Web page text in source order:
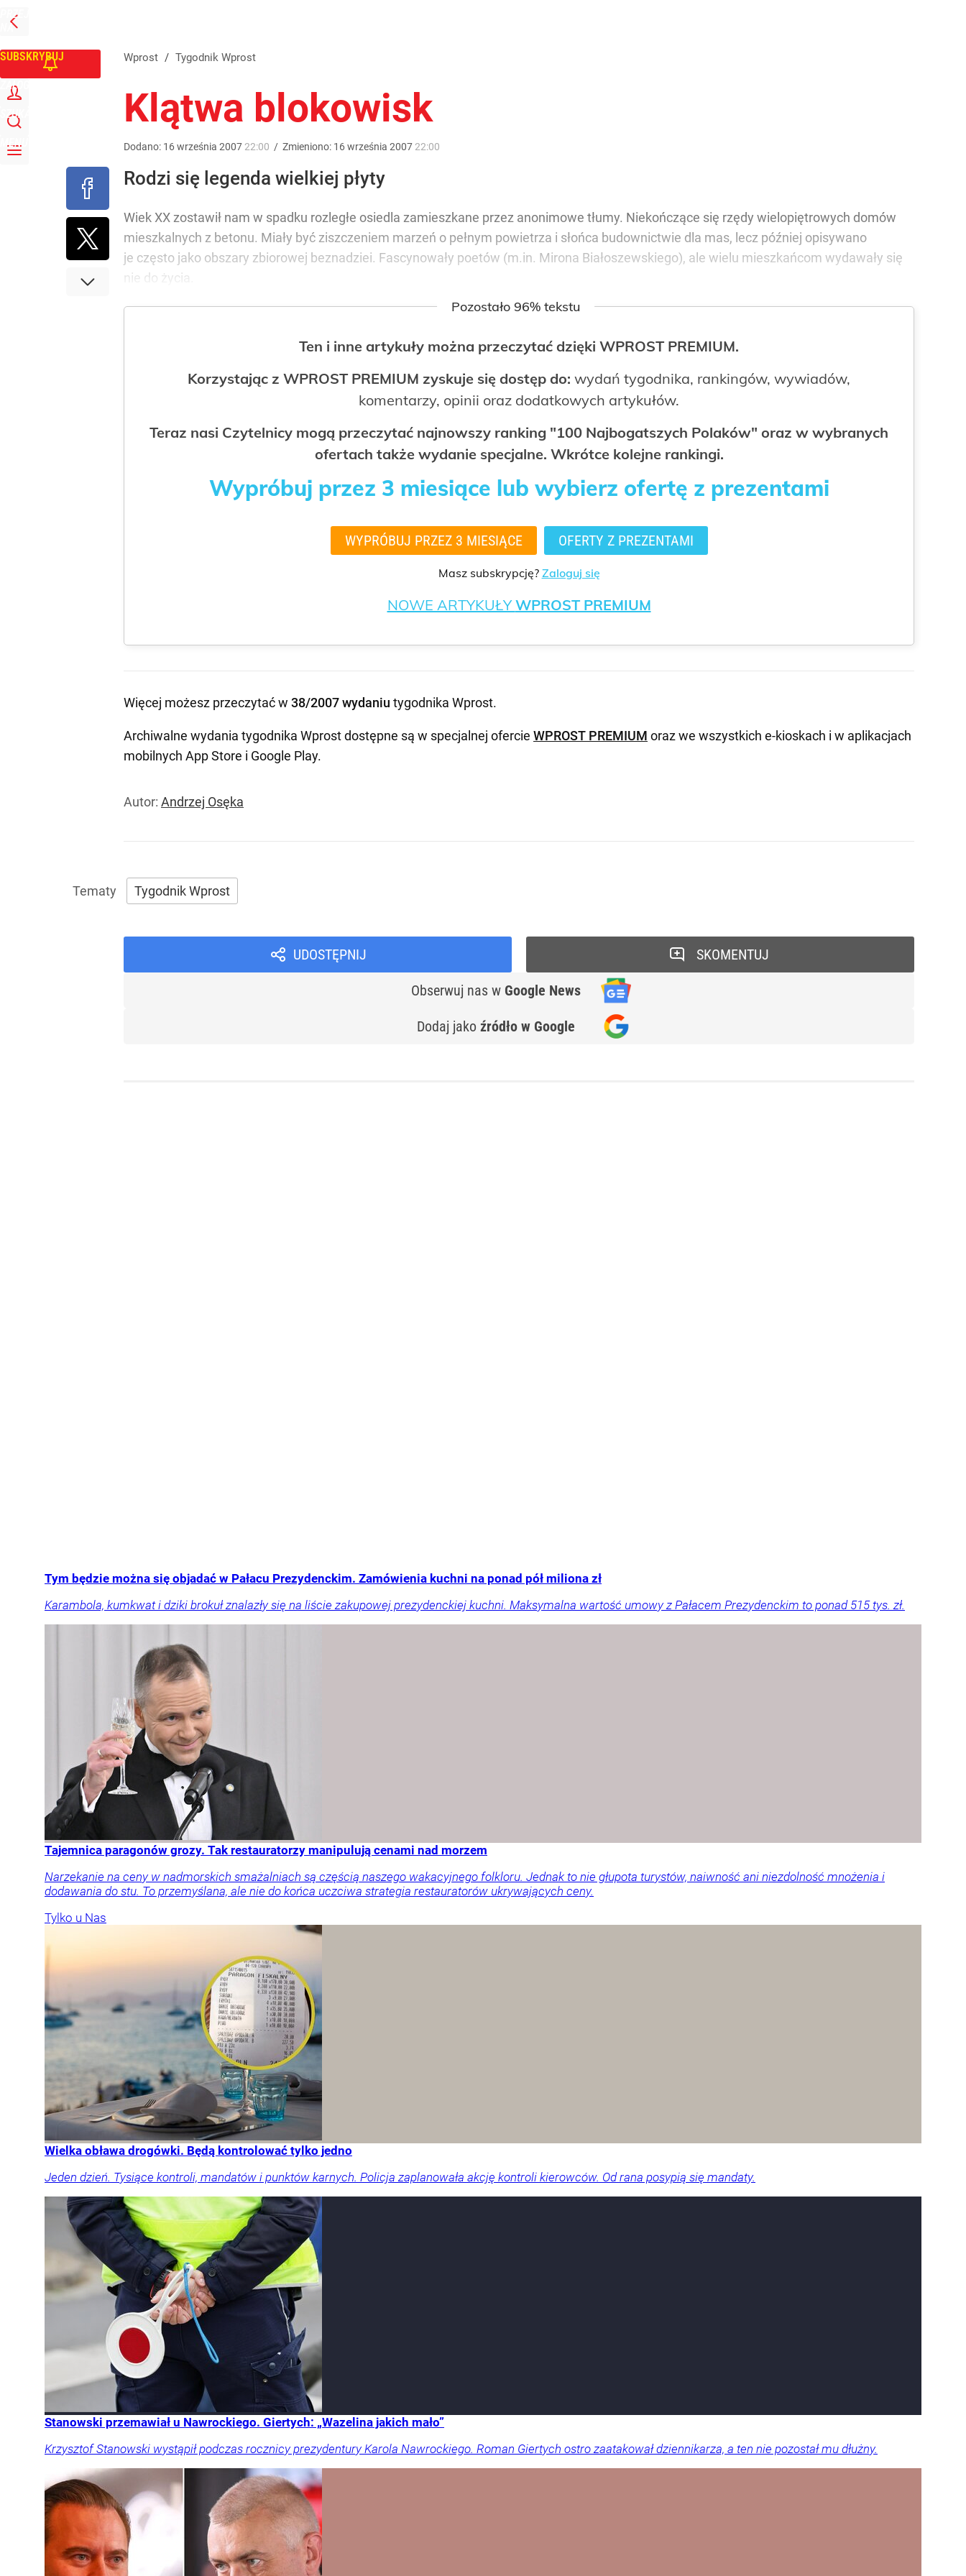
PRZEJDŹ
NA
GŁÓWNĄ
SUBSKRYBUJ
ZALOGUJ
SZUKAJ
MENU
Wprost / Tygodnik Wprost
Klątwa blokowisk
Dodano: 16września 2007 22:00 / Zmieniono: 16września 2007 22:00
Rodzi się legenda wielkiej płyty
Wiek XX zostawił nam w spadku rozległe osiedla zamieszkane przez anonimowe tłumy. Niekończące się rzędy wielopiętrowych domów
mieszkalnych z betonu. Miały być ziszczeniem marzeń o pełnym powietrza i słońca budownictwie dla mas, lecz później opisywano
je często jako obszary zbiorowej beznadziei. Fascynowały poetów (m.in. Mirona Białoszewskiego), ale wielu mieszkańcom wydawały się
nie do życia.
Pozostało 96% tekstu
Ten i inne artykuły można przeczytać dzięki WPROST PREMIUM.
Korzystając z WPROST PREMIUM zyskuje się dostęp do: wydań tygodnika, rankingów, wywiadów,
komentarzy, opinii oraz dodatkowych artykułów.
Teraz nasi Czytelnicy mogą przeczytać najnowszy ranking "100 Najbogatszych Polaków" oraz w wybranych
ofertach także wydanie specjalne. Wkrótce kolejne rankingi.
Wypróbuj przez 3 miesiące lub wybierz ofertę z prezentami
WYPRÓBUJ PRZEZ 3 MIESIĄCE OFERTY Z PREZENTAMI
Masz subskrypcję? Zaloguj się
NOWE ARTYKUŁYWPROST PREMIUM
Więcej możesz przeczytać w 38/2007 wydaniu tygodnika Wprost.
Archiwalne wydania tygodnika Wprost dostępne są w specjalnej ofercie WPROST PREMIUM oraz we wszystkich e-kioskach i w aplikacjach
mobilnych App Store i Google Play.
Autor: Andrzej Osęka
Tygodnik Wprost
UDOSTĘPNIJ
Obserwuj nas w Google News
Dodaj jako źródło w Google
SKOMENTUJ
Tym będzie można się objadać w Pałacu Prezydenckim. Zamówienia kuchni na ponad pół miliona zł
Karambola, kumkwat i dziki brokuł znalazły się na liście zakupowej prezydenckiej kuchni. Maksymalna wartość umowy z Pałacem Prezydenckim to ponad 515 tys. zł.
Tajemnica paragonów grozy. Tak restauratorzy manipulują cenami nad morzem
Narzekanie na ceny w nadmorskich smażalniach są częścią naszego wakacyjnego folkloru. Jednak to nie głupota turystów, naiwność ani niezdolność mnożenia i
dodawania do stu. To przemyślana, ale nie do końca uczciwa strategia restauratorów ukrywających ceny.
Tylko u Nas
Wielka obława drogówki. Będą kontrolować tylko jedno
Jeden dzień. Tysiące kontroli, mandatów i punktów karnych. Policja zaplanowała akcję kontroli kierowców. Od rana posypią się mandaty.
Stanowski przemawiał u Nawrockiego. Giertych: „Wazelina jakich mało”
Krzysztof Stanowski wystąpił podczas rocznicy prezydentury Karola Nawrockiego. Roman Giertych ostro zaatakował dziennikarza, a ten nie pozostał mu dłużny.